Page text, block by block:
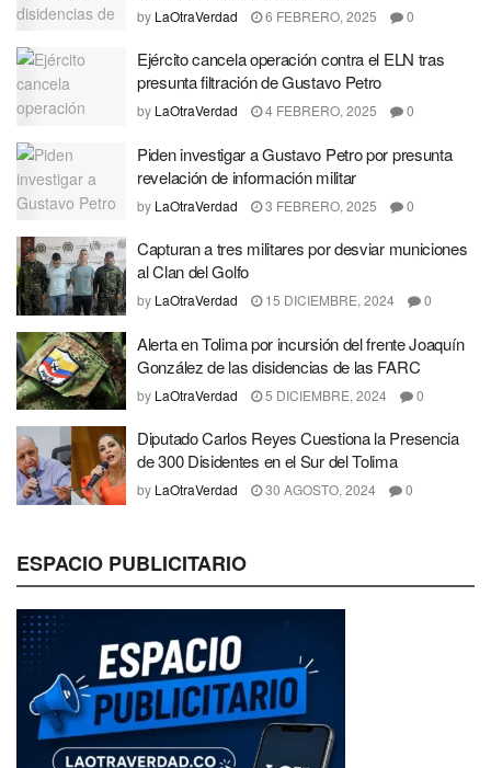
by LaOtraVerdad 6 FEBRERO, 2025 0
Ejército cancela operación contra el ELN tras
presunta filtración de Gustavo Petro
by LaOtraVerdad 4 FEBRERO, 2025 0
Piden investigar a Gustavo Petro por presunta
revelación de información militar
by LaOtraVerdad 3 FEBRERO, 2025 0
Capturan a tres militares por desviar municiones
al Clan del Golfo
by LaOtraVerdad 15 DICIEMBRE, 2024 0
Alerta en Tolima por incursión del frente Joaquín
González de las disidencias de las FARC
by LaOtraVerdad 5 DICIEMBRE, 2024 0
Diputado Carlos Reyes Cuestiona la Presencia
de 300 Disidentes en el Sur del Tolima
by LaOtraVerdad 30 AGOSTO, 2024 0
ESPACIO PUBLICITARIO